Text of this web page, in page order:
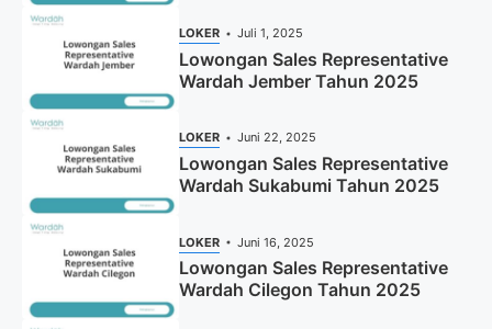
LOKER Juli 1, 2025
Lowongan Sales Representative
Wardah Jember Tahun 2025
LOKER Juni 22, 2025
Lowongan Sales Representative
Wardah Sukabumi Tahun 2025
LOKER Juni 16, 2025
Lowongan Sales Representative
Wardah Cilegon Tahun 2025